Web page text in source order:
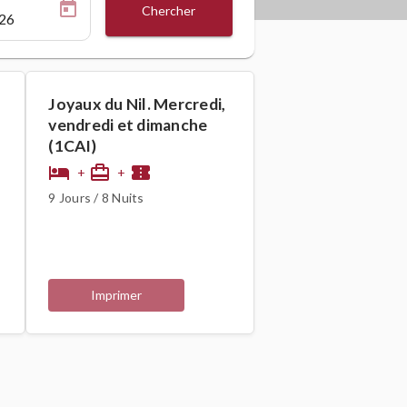
Chercher
Joyaux du Nil. Mercredi,
vendredi et dimanche
(1CAI)
hotel + card_travel + confirmation_number
9 Jours / 8 Nuits
Imprimer